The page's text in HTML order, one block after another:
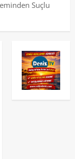
Suçlu